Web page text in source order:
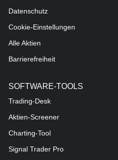
Datenschutz
Cookie-Einstellungen
Alle Aktien
Barrierefreiheit
SOFTWARE-TOOLS
Trading-Desk
Aktien-Screener
Charting-Tool
Signal Trader Pro